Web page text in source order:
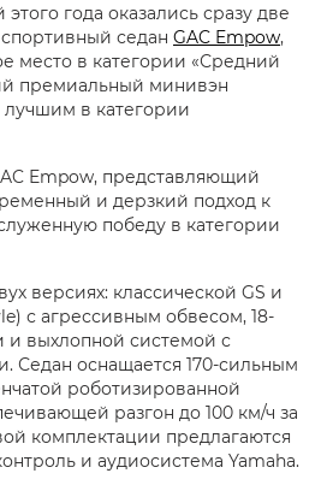
года оказались сразу две
седан GAC Empow,
место в категории «Средний
премиальный минивэн
в категории
Empow, представляющий
и дерзкий подход к
победу в категории
версиях: классической GS и
с агрессивным обвесом, 18-
выхлопной системой с
Седан оснащается 170-сильным
роботизированной
разгон до 100 км/ч за
комплектации предлагаются
и аудиосистема Yamaha.